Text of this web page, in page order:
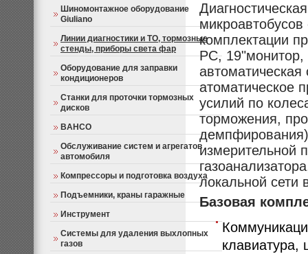
Шиномонтажное оборудование
Giuliano
Линии диагностики и ТО, тормозные
стенды, приборы света фар
Оборудование для заправки
кондиционеров
Станки для проточки тормозных
дисков
BAHCO
Обслуживание систем и агрегатов
автомобиля
Компрессоры и подготовка воздуха
Подъемники, краны гаражные
Инструмент
Системы для удаления выхлопных
газов
микроавтобусов
комплектации
РС, 19"монитор,
атоматическое
усилий по
торможения,
измерительной
локальной сети
Базовая
клавиатура,